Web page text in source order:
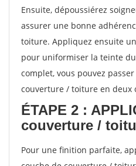
Ensuite, dépoussiérez
assurer une bonne
toiture. Appliquez ensuite
pour uniformiser la teinte
complet, vous pouvez
couverture / toiture en deux
ÉTAPE 2 :
couverture /
Pour une finition parfaite,